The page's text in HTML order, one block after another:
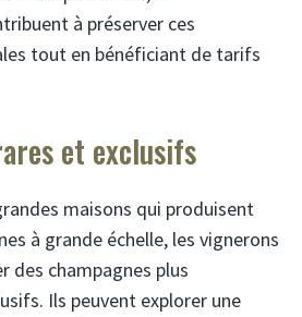
à préserver ces
tout en bénéficiant de tarifs
et exclusifs
maisons qui produisent
à grande échelle, les vignerons
des champagnes plus
Ils peuvent explorer une